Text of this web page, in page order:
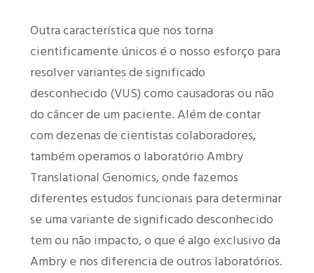
Outra característica que nos torna
cientificamente únicos é o nosso esforço para
resolver variantes de significado
desconhecido (VUS) como causadoras ou não
do câncer de um paciente. Além de contar
com dezenas de cientistas colaboradores,
também operamos o laboratório Ambry
Translational Genomics, onde fazemos
diferentes estudos funcionais para determinar
se uma variante de significado desconhecido
tem ou não impacto, o que é algo exclusivo da
Ambry e nos diferencia de outros laboratórios.